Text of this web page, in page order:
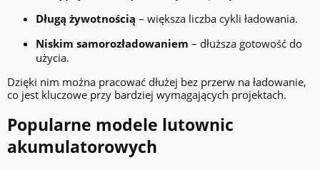
Długą żywotnością – większa liczba cykli ładowania.
Niskim samorozładowaniem – dłuższa gotowość do
użycia.
Dzięki nim można pracować dłużej bez przerw na ładowanie,
co jest kluczowe przy bardziej wymagających projektach.
Popularne modele lutownic
akumulatorowych